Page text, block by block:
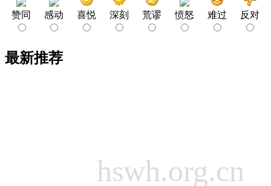
赞同 感动 喜悦 深刻 荒谬 愤怒 难过 反对
最新推荐